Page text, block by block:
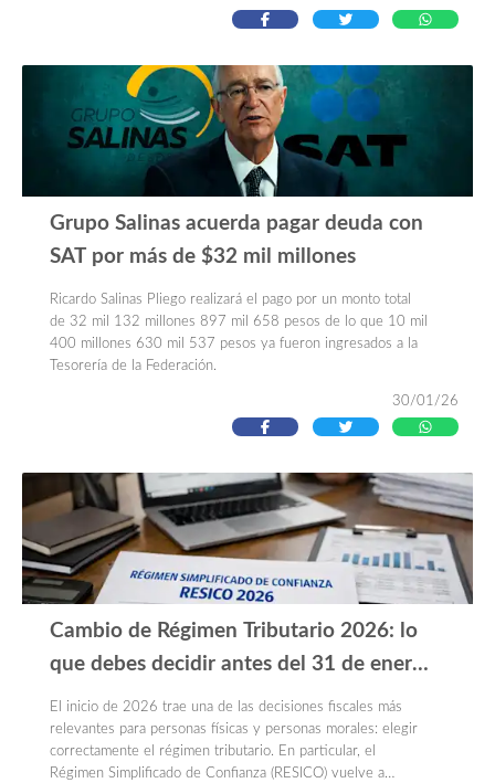
Grupo Salinas acuerda pagar deuda con
SAT por más de $32 mil millones
Ricardo Salinas Pliego realizará el pago por un monto total
de 32 mil 132 millones 897 mil 658 pesos de lo que 10 mil
400 millones 630 mil 537 pesos ya fueron ingresados a la
Tesorería de la Federación.
30/01/26
Cambio de Régimen Tributario 2026: lo
que debes decidir antes del 31 de enero
(RESICO)
El inicio de 2026 trae una de las decisiones fiscales más
relevantes para personas físicas y personas morales: elegir
correctamente el régimen tributario. En particular, el
Régimen Simplificado de Confianza (RESICO) vuelve a